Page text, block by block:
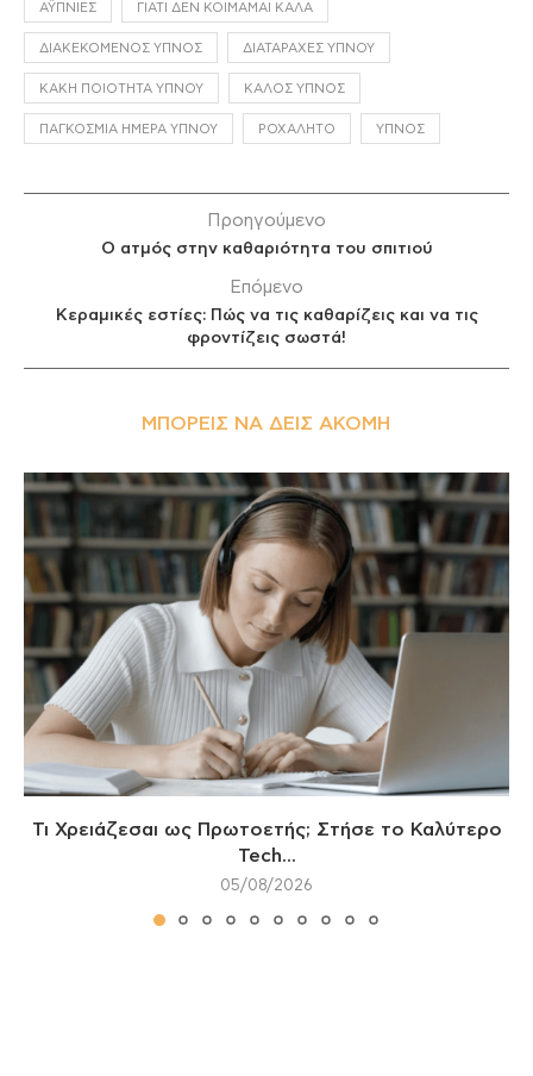
ΑΫΠΝΊΕΣ ΓΙΑΤΊ ΔΕΝ ΚΟΙΜΆΜΑΙ ΚΑΛΆ
ΔΙΑΚΕΚΟΜΈΝΟΣ ΎΠΝΟΣ ΔΙΑΤΑΡΑΧΈΣ ΎΠΝΟΥ
ΚΑΚΉ ΠΟΙΌΤΗΤΑ ΎΠΝΟΥ ΚΑΛΌΣ ΎΠΝΟΣ
ΠΑΓΚΌΣΜΙΑ ΗΜΈΡΑ ΎΠΝΟΥ ΡΟΧΑΛΗΤΌ ΎΠΝΟΣ
Προηγούμενο
Ο ατμός στην καθαριότητα του σπιτιού
Επόμενο
Κεραμικές εστίες: Πώς να τις καθαρίζεις και να τις
φροντίζεις σωστά!
ΜΠΟΡΕΊΣ ΝΑ ΔΕΙΣ ΑΚΌΜΗ
Τι Χρειάζεσαι ως Πρωτοετής; Στήσε το Καλύτερο
Tech...
05/08/2026